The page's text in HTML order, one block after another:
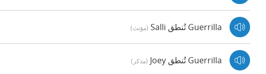
Guerrilla تُنطق Salli (مؤنث)
Guerrilla تُنطق Joey (مذكر)